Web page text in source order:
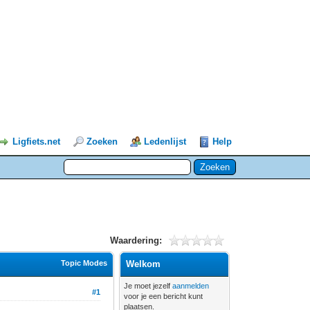
Ligfiets.net Zoeken Ledenlijst Help
Waardering:
Topic Modes
#1
Welkom
Je moet jezelfaanmelden
voor je een bericht kunt
plaatsen.